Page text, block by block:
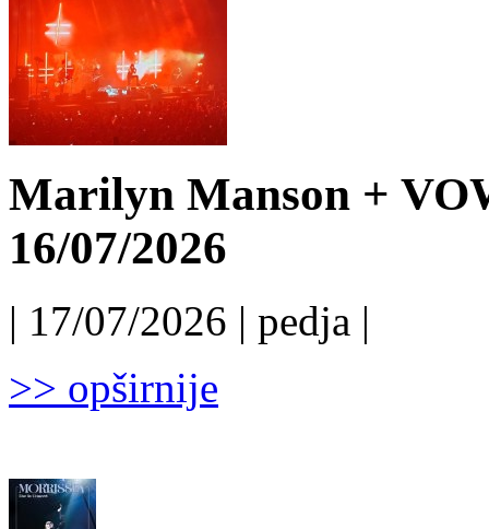
Marilyn Manson +
16/07/2026
| 17/07/2026 | pedja |
>> opširnije